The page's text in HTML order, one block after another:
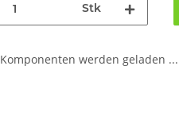
Stk
Komponenten werden geladen ...